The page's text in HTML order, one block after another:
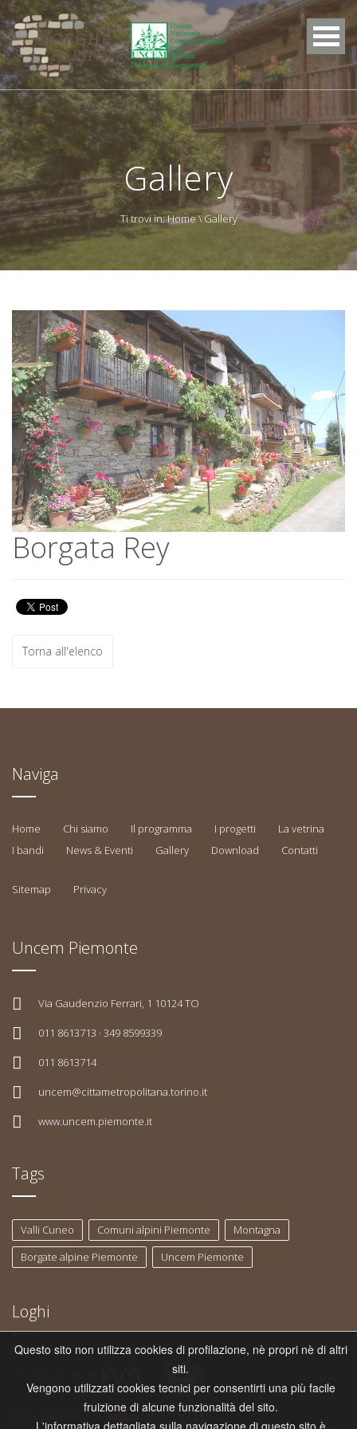
Gallery
Ti trovi in:Home\ Gallery
Borgata Rey
Borgata Rey
Torna all'elenco
Naviga
Home Chi siamo Il programma I progetti
La vetrina
I bandi
News & Eventi Gallery Download Contatti
Sitemap Privacy
Uncem Piemonte
Via Gaudenzio Ferrari, 1 10124 TO
011 8613713 · 349 8599339
011 8613714
uncem@cittametropolitana.torino.it
www.uncem.piemonte.it
Tags
Valli Cuneo Comuni alpini Piemonte
Montagna
Borgate alpine Piemonte
Uncem Piemonte
Loghi
Con il patrocinio di
Questo sito non utilizza cookies di profilazione, nè propri nè di altri
siti.
Vengono utilizzati cookies tecnici per consentirti una più facile
fruizione di alcune funzionalità del sito.
L'informativa dettagliata sulla navigazione di questo sito è